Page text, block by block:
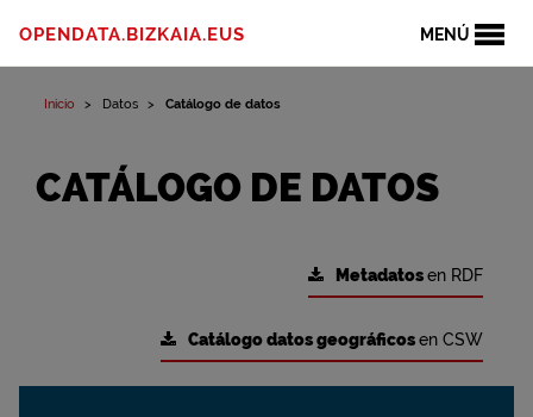
MENÚ
OPENDATA.BIZKAIA.EUS
Inicio Datos Catálogo de datos
CATÁLOGO DE DATOS
Metadatosen RDF
Catálogo datos geográficosen CSW